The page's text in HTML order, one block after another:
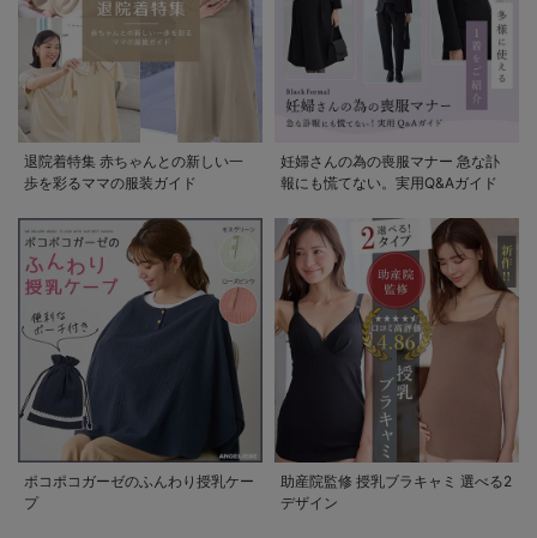
退院着特集 赤ちゃんとの新しい一
歩を彩るママの服装ガイド
妊婦さんの為の喪服マナー 急な訃
報にも慌てない。実用Q&Aガイド
ポコポコガーゼのふんわり授乳ケー
プ
助産院監修 授乳ブラキャミ 選べる2
デザイン